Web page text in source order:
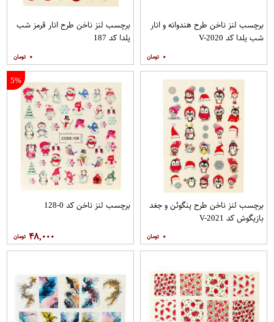
برچسب لنز ناخن طرح هندوانه و انار
شب یلدا کد V-2020
۰
برچسب لنز ناخن طرح انار قرمز شب
یلدا کد 187
۰
برچسب لنز ناخن طرح پنگوئن و جغد
بازیگوش کد V-2021
۰
5%
برچسب لنز ناخن کد 0-128
۴۸,۰۰۰